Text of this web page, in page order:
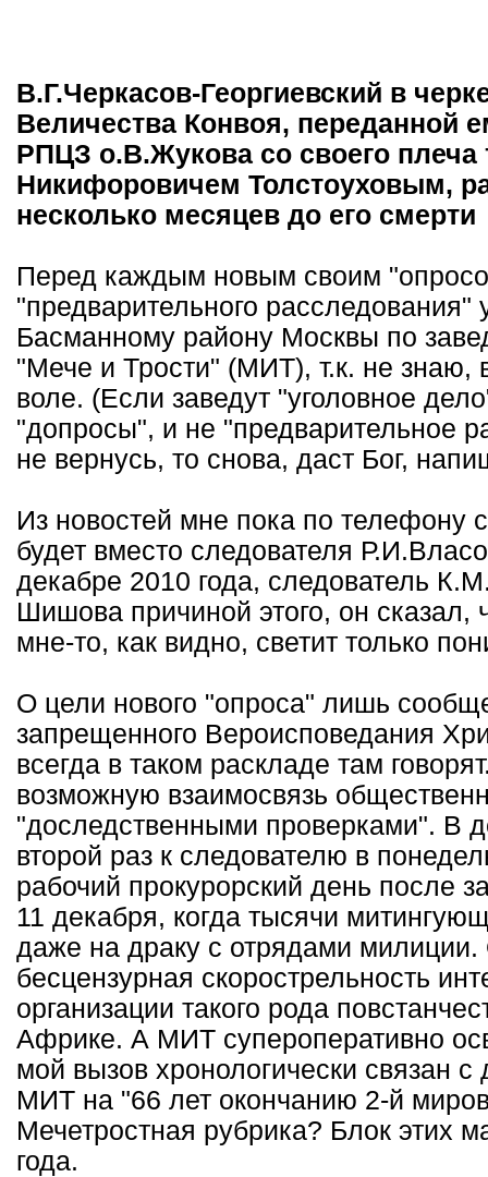
В.Г.Черкасов-Георгиевский в
Величества Конвоя, переданной
РПЦЗ о.В.Жукова со своего плеча
Никифоровичем Толстоуховым,
несколько месяцев до его смерти
Перед каждым новым своим
"предварительного расследования"
Басманному району Москвы по
"Мече и Трости" (МИТ), т.к. не знаю,
воле. (Если заведут "уголовное
"допросы", и не "предварительное
не вернусь, то снова, даст Бог,
Из новостей мне пока по телефону
будет вместо следователя
декабре 2010 года, следователь
Шишова причиной этого, он
мне-то, как видно, светит только
О цели нового "опроса" лишь
запрещенного Вероисповедания
всегда в таком раскладе там
возможную взаимосвязь
"доследственными проверками". В
второй раз к следователю в
рабочий прокурорский день после
11 декабря, когда тысячи
даже на драку с отрядами
бесцензурная скорострельность
организации такого рода
Африке. А МИТ супероперативно
мой вызов хронологически связан
МИТ на "66 лет окончанию 2-й
Мечетростная рубрика? Блок этих
года.